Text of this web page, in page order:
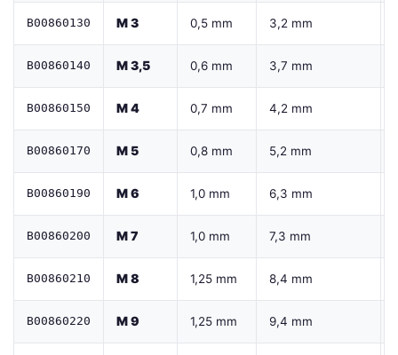
B00860130 M 3 0,5 mm 3,2 mm
B00860140 M 3,5 0,6 mm 3,7 mm
B00860150 M 4 0,7 mm 4,2 mm
B00860170 M 5 0,8 mm 5,2 mm
B00860190 M 6 1,0 mm 6,3 mm
B00860200 M 7 1,0 mm 7,3 mm
B00860210 M 8 1,25 mm 8,4 mm
B00860220 M 9 1,25 mm 9,4 mm